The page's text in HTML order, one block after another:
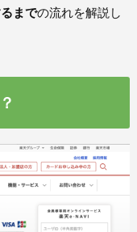
までの流れを解説し